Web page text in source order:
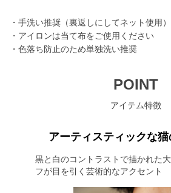
・手洗い推奨（裏返しにしてネット使用）
・アイロンは当て布をご使用ください
・色落ち防止のため単独洗い推奨
POINT
アイテム特徴
アーティスティックな
黒と白のコントラストで描かれた
フが目を引く芸術的なアクセント